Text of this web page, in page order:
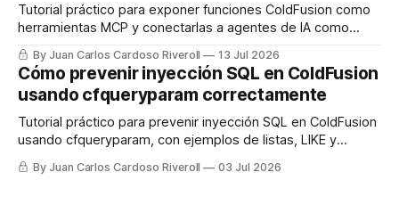
Tutorial práctico para exponer funciones ColdFusion como
herramientas MCP y conectarlas a agentes de IA como
Claude.
By Juan Carlos Cardoso Riveroll 13 Jul 2026
Cómo prevenir inyección SQL en ColdFusion
usando cfqueryparam correctamente
Tutorial práctico para prevenir inyección SQL en ColdFusion
usando cfqueryparam, con ejemplos de listas, LIKE y
columnas dinámicas.
By Juan Carlos Cardoso Riveroll 03 Jul 2026